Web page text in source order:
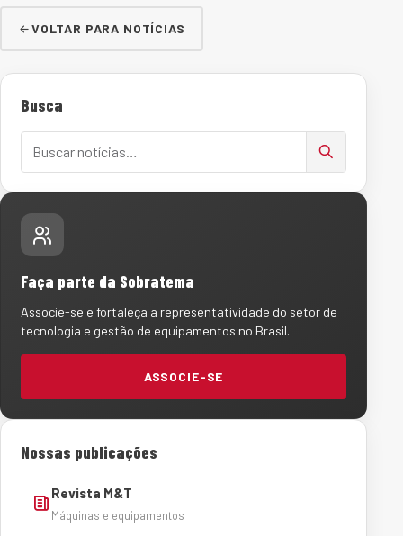
VOLTAR PARA NOTÍCIAS
Busca
Faça parte da Sobratema
Associe-se e fortaleça a representatividade do setor de
tecnologia e gestão de equipamentos no Brasil.
ASSOCIE-SE
Nossas publicações
Revista M&T
Máquinas e equipamentos